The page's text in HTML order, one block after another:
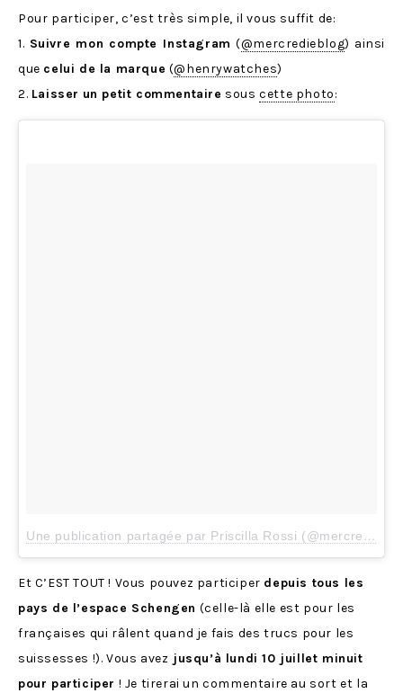
Pour participer, c’est très simple, il vous suffit de:
1. Suivre mon compte Instagram (@mercredieblog) ainsi
que celui de la marque (@henrywatches)
2. Laisser un petit commentaire souscette photo:
Une publication partagée par Priscilla Rossi (@mercredieblog)
Et C’EST TOUT ! Vous pouvez participer depuis tous les
pays de l’espace Schengen (celle-là elle est pour les
françaises qui râlent quand je fais des trucs pour les
suissesses !). Vous avez jusqu’à lundi 10 juillet minuit
pour participer ! Je tirerai un commentaire au sort et la